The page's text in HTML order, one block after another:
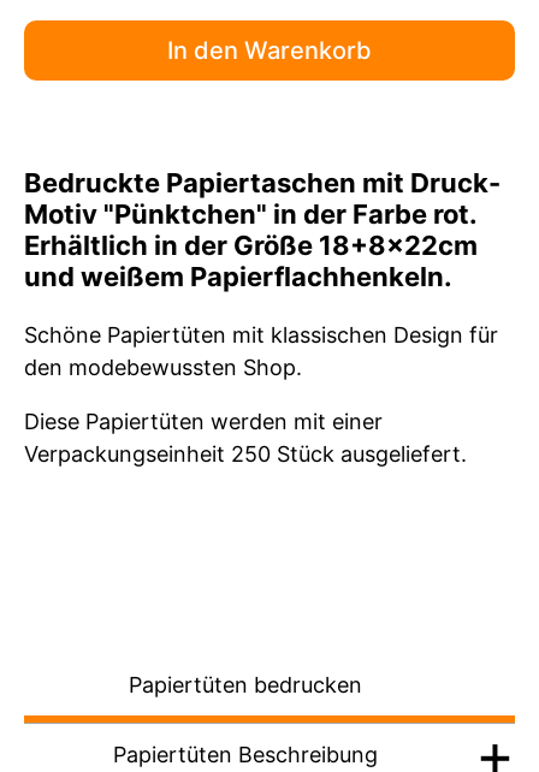
Bedruckte Papiertaschen mit Druck-
Motiv "Pünktchen" in der Farbe rot.
Erhältlich in der Größe 18+8x22cm
und weißem Papierflachhenkeln.
Schöne Papiertüten mit klassischen Design für
den modebewussten Shop.
Diese Papiertüten werden mit einer
Verpackungseinheit 250 Stück ausgeliefert.
Papiertüten bedrucken
Papiertüten Beschreibung